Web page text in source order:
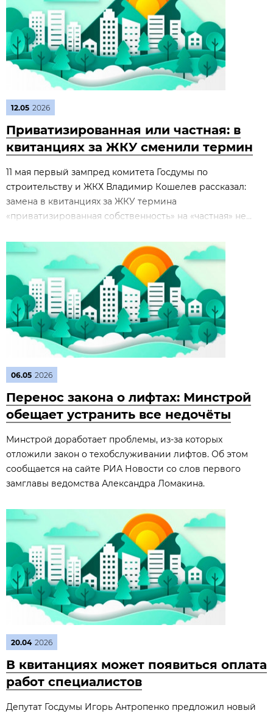
12.05 2026
Приватизированная или частная: в
квитанциях за ЖКУ сменили термин
11 мая первый зампред комитета Госдумы по
строительству и ЖКХ Владимир Кошелев рассказал:
замена в квитанциях за ЖКУ термина
«приватизированная собственность» на «частная» не...
06.05 2026
Перенос закона о лифтах: Минстрой
обещает устранить все недочёты
Минстрой доработает проблемы, из‑за которых
отложили закон о техобслуживании лифтов. Об этом
сообщается на сайте РИА Новости со слов первого
замглавы ведомства Александра Ломакина.
20.04 2026
В квитанциях может появиться оплата
работ специалистов
Депутат Госдумы Игорь Антропенко предложил новый